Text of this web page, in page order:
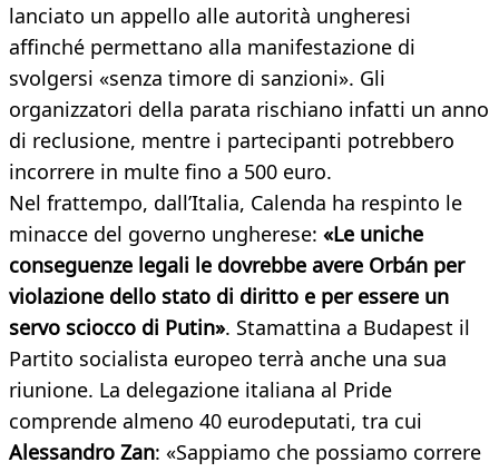
lanciato un appello alle autorità ungheresi
affinché permettano alla manifestazione di
svolgersi «senza timore di sanzioni». Gli
organizzatori della parata rischiano infatti un anno
di reclusione, mentre i partecipanti potrebbero
incorrere in multe fino a 500 euro.
Nel frattempo, dall’Italia, Calenda ha respinto le
minacce del governo ungherese: «Le uniche
conseguenze legali le dovrebbe avere Orbán per
violazione dello stato di diritto e per essere un
servo sciocco di Putin». Stamattina a Budapest il
Partito socialista europeo terrà anche una sua
riunione. La delegazione italiana al Pride
comprende almeno 40 eurodeputati, tra cui
Alessandro Zan: «Sappiamo che possiamo correre